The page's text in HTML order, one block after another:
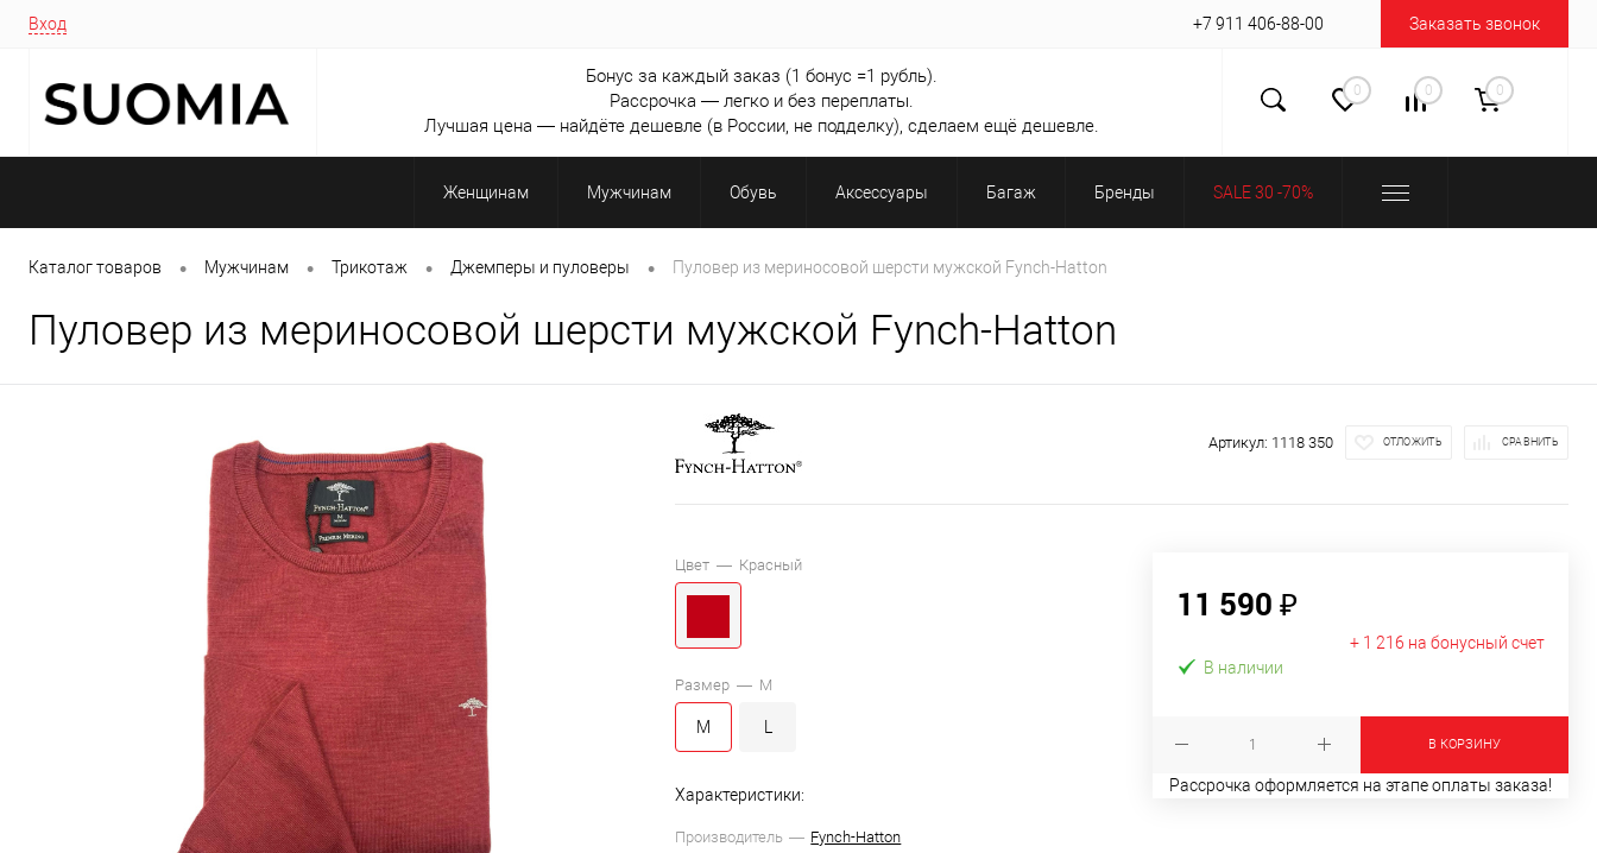
Вход +7 911 406-88-00 Заказать звонок
Бонус за каждый заказ (1 бонус =1 рубль).
Рассрочка — легко и без переплаты.
Лучшая цена — найдёте дешевле (в России, не подделку), сделаем ещё дешевле.
0 0 0
Женщинам Мужчинам Обувь Аксессуары Багаж Бренды SALE 30 -70%
Каталог товаров • Мужчинам • Трикотаж • Джемперы и пуловеры • Пуловер из мериносовой шерсти мужской Fynch-Hatton
Пуловер из мериносовой шерсти мужской Fynch-Hatton
Артикул: 1118 350 ОТЛОЖИТЬ СРАВНИТЬ
Цвет — Красный
Размер — M
M
Характеристики:
Производитель
Fynch-Hatton
11 590 ₽
+ 1 216 на бонусный счет
В наличии
В КОРЗИНУ
Рассрочка оформляется на этапе оплаты заказа!